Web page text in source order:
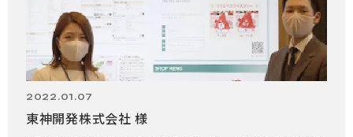
2022.01.07
東神開発株式会社 様